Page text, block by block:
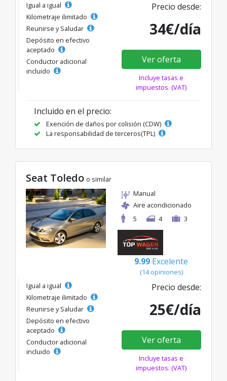
Igual a igual
Kilometraje ilimitado
Reunirse y Saludar
Depósito en efectivo
aceptado
Conductor adicional
incluido
Precio desde:
34€/día
Ver oferta
Incluye tasas e
impuestos. (VAT)
Incluido en el precio:
Exención de daños por colisión (CDW)
La responsabilidad de terceros(TPL)
Seat Toledo o similar
Manual
Aire acondicionado
5
4 3
9.99 Excelente
(14 opiniones)
Igual a igual
Kilometraje ilimitado
Reunirse y Saludar
Depósito en efectivo
aceptado
Conductor adicional
incluido
Precio desde:
25€/día
Ver oferta
Incluye tasas e
impuestos. (VAT)